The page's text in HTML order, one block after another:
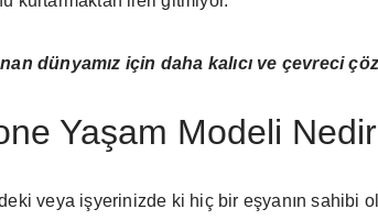
dünyamız için daha kalıcı ve çevreci
Yaşam Modeli
veya işyerinizde ki hiç bir eşyanın sahibi